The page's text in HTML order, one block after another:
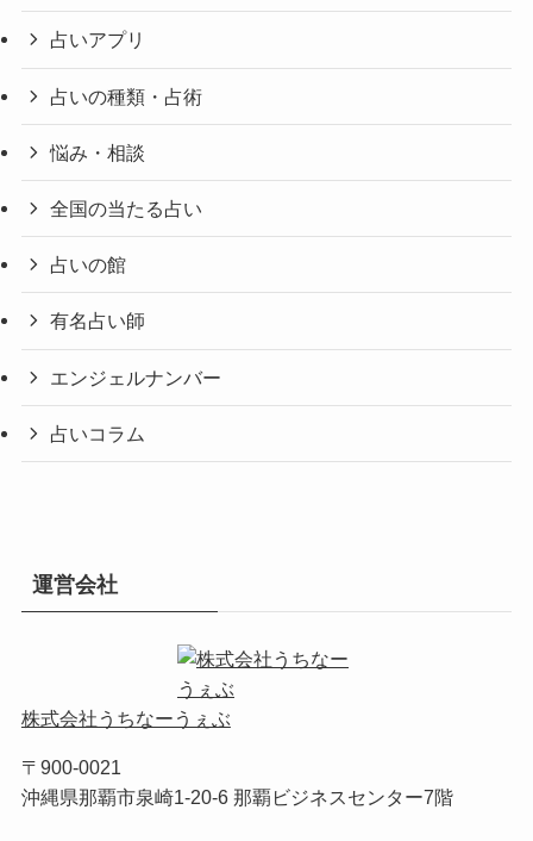
占いアプリ
占いの種類・占術
悩み・相談
全国の当たる占い
占いの館
有名占い師
エンジェルナンバー
占いコラム
運営会社
株式会社うちなーうぇぶ
〒900-0021
沖縄県那覇市泉崎1-20-6 那覇ビジネスセンター7階